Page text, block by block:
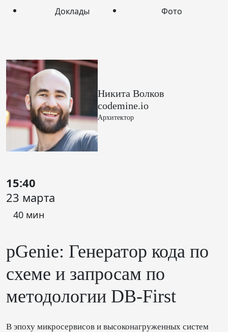
Доклады Фото
Никита Волков
codemine.io
Архитектор
15:40
23 марта
40 мин
pGenie: Генератор кода по
схеме и запросам по
методологии DB-First
В эпоху микросервисов и высоконагруженных систем